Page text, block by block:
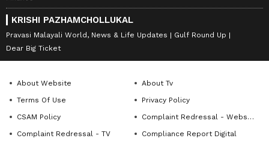
KRISHI PAZHAMCHOLLUKAL
Pravasi Malayali World, News & Life Updates
Gulf Round Up
Dear Big Ticket
About Website
About Tv
Terms Of Use
Privacy Policy
CSAM Policy
Complaint Redressal - Website
Complaint Redressal - TV
Compliance Report Digital